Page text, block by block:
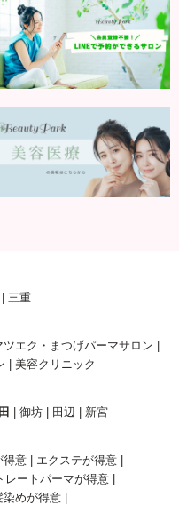
三重
ツエク・まつげパーマサロン
美容クリニック
御坊 田辺 新宮
得意
エクステが得意
レートパーマが得意
染めが得意